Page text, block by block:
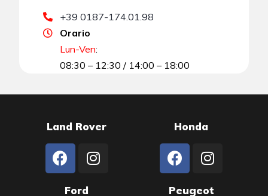
+39 0187-174.01.98
Orario
Lun-Ven:
08:30 – 12:30 / 14:00 – 18:00
Land Rover Honda
Ford Peugeot